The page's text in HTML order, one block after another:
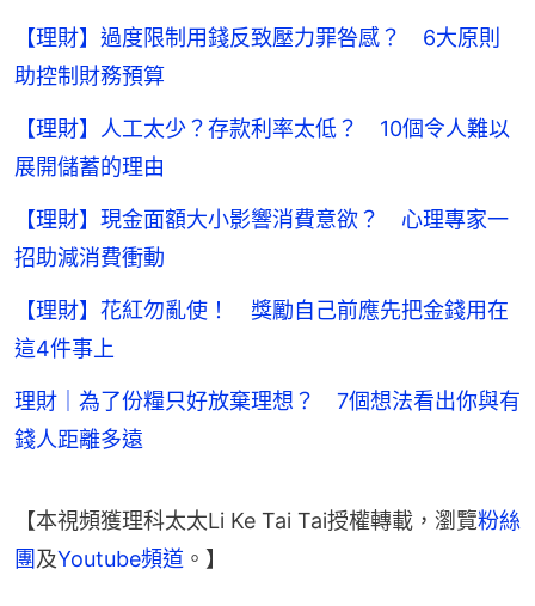
【理財】過度限制用錢反致壓力罪咎感？ 6大原則
助控制財務預算
【理財】人工太少？存款利率太低？ 10個令人難以
展開儲蓄的理由
【理財】現金面額大小影響消費意欲？ 心理專家一
招助減消費衝動
【理財】花紅勿亂使！ 獎勵自己前應先把金錢用在
這4件事上
理財｜為了份糧只好放棄理想？ 7個想法看出你與有
錢人距離多遠
【本視頻獲理科太太Li Ke Tai Tai授權轉載，瀏覽粉絲
團及Youtube頻道 。】